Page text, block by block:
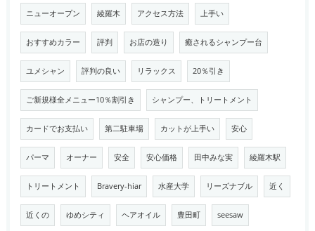
ニューオープン 綾羅木 アクセス方法 上手い
おすすめカラー 評判 お店の造り 癒されるシャンプー台
ユメシャン 評判の良い リラックス 20％引き
ご新規様全メニュー10％割引き シャンプー、トリートメント
カードでお支払い 第二駐車場 カットが上手い 安心
パーマ オーナー 安全 安心価格 田中みな実 綾羅木駅
トリートメント Bravery-hiar 水産大学 リーズナブル 近く
近くの ゆめシティ ヘアオイル 豊田町 seesaw